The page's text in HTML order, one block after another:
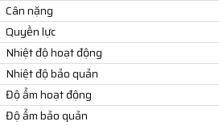
Cân nặng
Quyền lực
Nhiệt độ hoạt động
Nhiệt độ bảo quản
Độ ẩm hoạt động
Độ ẩm bảo quản